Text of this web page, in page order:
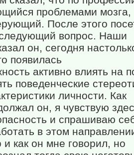
проблемами мозга,
После этого
вопрос. Наши
он, сегодня
появилась
активно влиять на
поведенческие
личности. Как
он, я чувствую
и спрашиваю
в этом
как он мне говорил, но